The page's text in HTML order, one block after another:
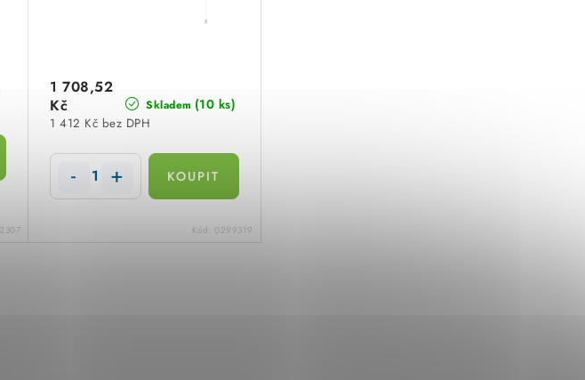
Skladem (10 ks)
1 412 Kč bez DPH
1 708,52
Kč
Kód:0299319